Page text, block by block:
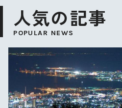
人気の記事
POPULAR NEWS